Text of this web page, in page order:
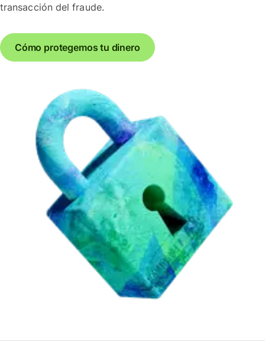
transacción del fraude.
Cómo protegemos tu dinero